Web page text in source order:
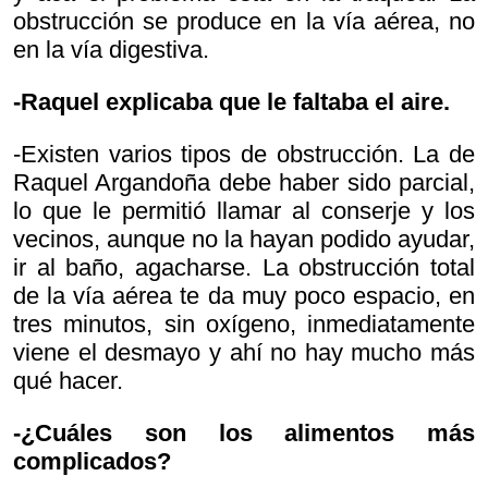
obstrucción se produce en la vía aérea, no
en la vía digestiva.
-Raquel explicaba que le faltaba el aire.
-Existen varios tipos de obstrucción. La de
Raquel Argandoña debe haber sido parcial,
lo que le permitió llamar al conserje y los
vecinos, aunque no la hayan podido ayudar,
ir al baño, agacharse. La obstrucción total
de la vía aérea te da muy poco espacio, en
tres minutos, sin oxígeno, inmediatamente
viene el desmayo y ahí no hay mucho más
qué hacer.
-¿Cuáles son los alimentos más
complicados?